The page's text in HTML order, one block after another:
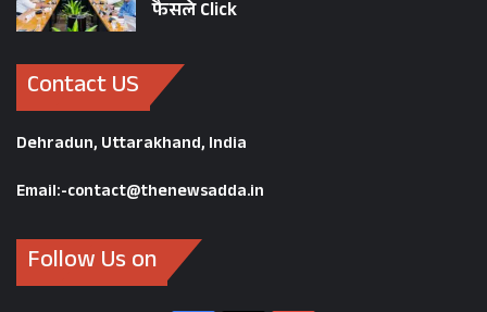
फैसले Click
Contact US
Dehradun, Uttarakhand, India
Email:-contact@thenewsadda.in
Follow Us on